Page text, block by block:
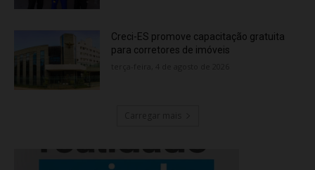
Creci-ES promove capacitação gratuita
para corretores de imóveis